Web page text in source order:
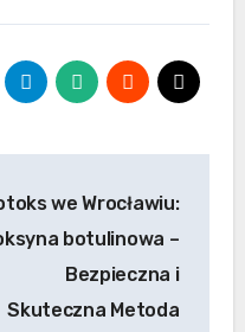
we Wrocławiu:
botulinowa –
Bezpieczna i
Skuteczna Metoda